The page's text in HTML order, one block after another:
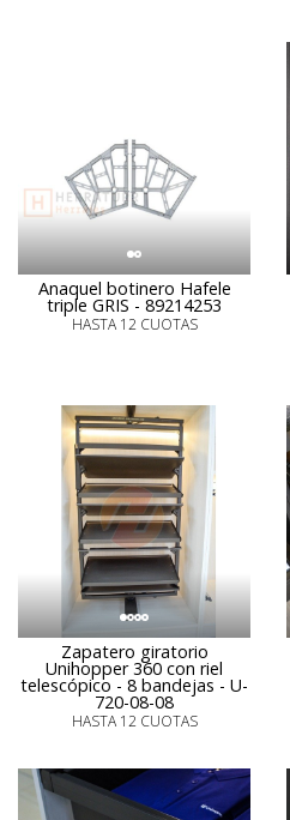
Anaquel botinero Hafele
triple GRIS - 89214253
HASTA 12 CUOTAS
Zapatero giratorio
Unihopper 360 con riel
telescópico - 8 bandejas - U-
720-08-08
HASTA 12 CUOTAS